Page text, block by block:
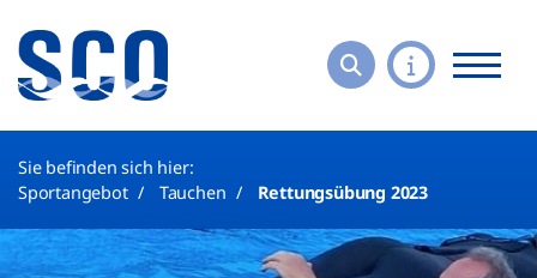
Sie befinden sich hier:
Sportangebot
Tauchen Rettungsübung 2023